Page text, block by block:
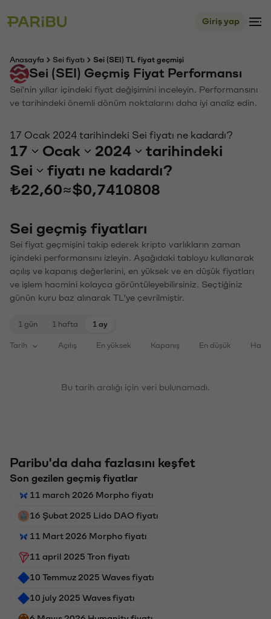
Giriş yap
Anasayfa Sei fiyatı Sei (SEI) TL fiyat geçmişi
Sei (SEI) Geçmiş Fiyat Performansı
Sei'nin yıllar içindeki fiyat değişimini inceleyin. Performansını
ve tarihindeki önemli dönüm noktalarını daha iyi analiz edin.
17 Ocak 2024 tarihindeki Sei fiyatı ne kadardı?
17 Ocak 2024
tarihindeki
Sei
fiyatı ne kadardı?
₺22,60≈$0,7410808
Sei geçmiş fiyatları
Sei fiyat geçmişini takip ederek kripto varlıkların zaman
içindeki performansını izleyin. Aşağıdaki tabloyu kullanarak
açılış ve kapanış değerlerini, en yüksek ve en düşük fiyatları
ve işlem hacmini kolayca görüntüleyebilirsiniz. Seçtiğiniz
günün kuru baz alınarak TL'ye çevrilmiştir.
1 gün 1 hafta 1 ay
Tarih Açılış En yüksek Kapanış En düşük
Bu tarih aralığı için veri bulunamadı.
Paribu'da daha fazlasını keşfet
Son gezilen geçmiş fiyatlar
11 march 2026 Morpho fiyatı
16 Şubat 2025 Lido DAO fiyatı
11 Mart 2026 Morpho fiyatı
11 april 2025 Tron fiyatı
10 Temmuz 2025 Waves fiyatı
10 july 2025 Waves fiyatı